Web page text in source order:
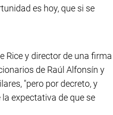
es hoy, que si se
Rice y director de una firma
de Raúl Alfonsín y
"pero por decreto, y
expectativa de que se